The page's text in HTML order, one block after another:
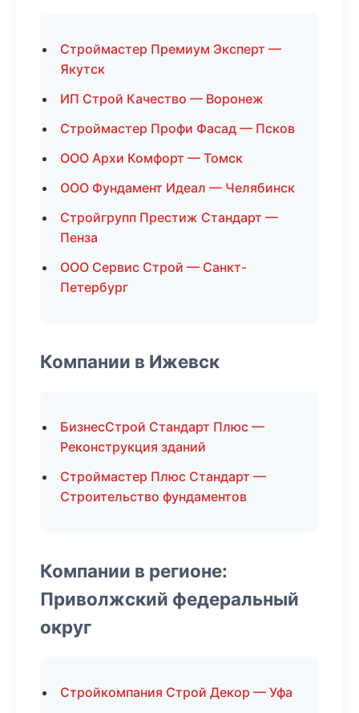
Строймастер Премиум Эксперт —
Якутск
ИП Строй Качество — Воронеж
Строймастер Профи Фасад — Псков
ООО Архи Комфорт — Томск
ООО Фундамент Идеал — Челябинск
Стройгрупп Престиж Стандарт —
Пенза
ООО Сервис Строй — Санкт-
Петербург
Компании в Ижевск
БизнесСтрой Стандарт Плюс —
Реконструкция зданий
Строймастер Плюс Стандарт —
Строительство фундаментов
Компании в регионе:
Приволжский федеральный
округ
Стройкомпания Строй Декор — Уфа